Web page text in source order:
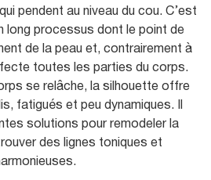
pendent au niveau du cou. C’est
long processus dont le point de
de la peau et, contrairement à
toutes les parties du corps.
se relâche, la silhouette offre
fatigués et peu dynamiques. Il
solutions pour remodeler la
des lignes toniques et